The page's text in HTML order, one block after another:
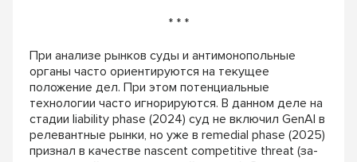
* * *
При анализе рынков суды и антимонопольные
органы часто ориентируются на текущее
положение дел. При этом потенциальные
технологии часто игнорируются. В данном деле на
стадии liability phase (2024) суд не включил GenAI в
релевантные рынки, но уже в remedial phase (2025)
признал в качестве nascent competitive threat (за-